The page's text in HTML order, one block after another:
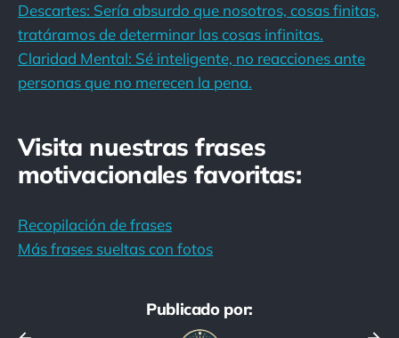
Descartes: Sería absurdo que nosotros, cosas finitas,
tratáramos de determinar las cosas infinitas.
Claridad Mental: Sé inteligente, no reacciones ante
personas que no merecen la pena.
Visita nuestras frases
motivacionales favoritas:
Recopilación de frases
Más frases sueltas con fotos
Publicado por: